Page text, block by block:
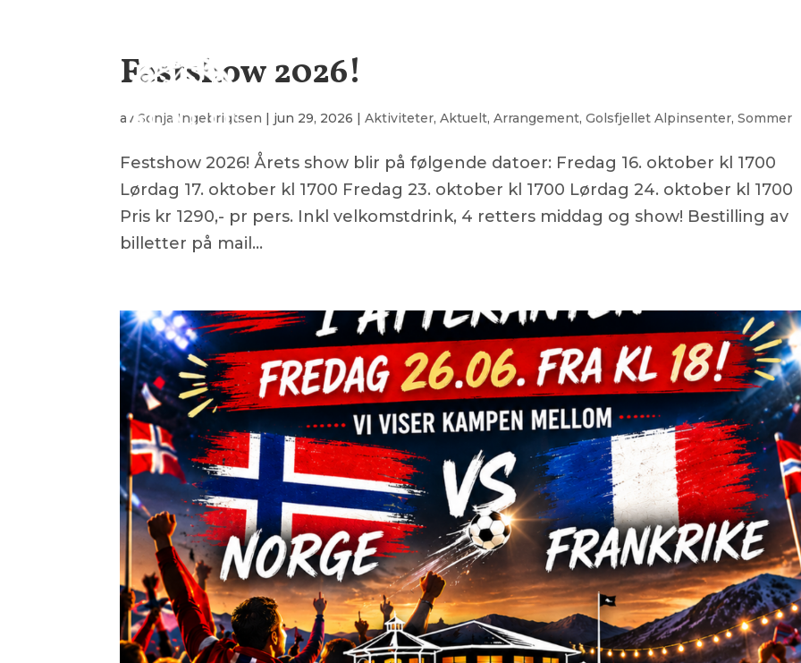
Festshow 2026!
avSonja Ingebrigtsen | jun 29, 2026 |Aktiviteter,Aktuelt,Arrangement,Golsfjellet Alpinsenter,Sommer
Festshow 2026! Årets show blir på følgende datoer: Fredag 16. oktober kl 1700
Lørdag 17. oktober kl 1700 Fredag 23. oktober kl 1700 Lørdag 24. oktober kl 1700
Pris kr 1290,- pr pers. Inkl velkomstdrink, 4 retters middag og show! Bestilling av
billetter på mail...